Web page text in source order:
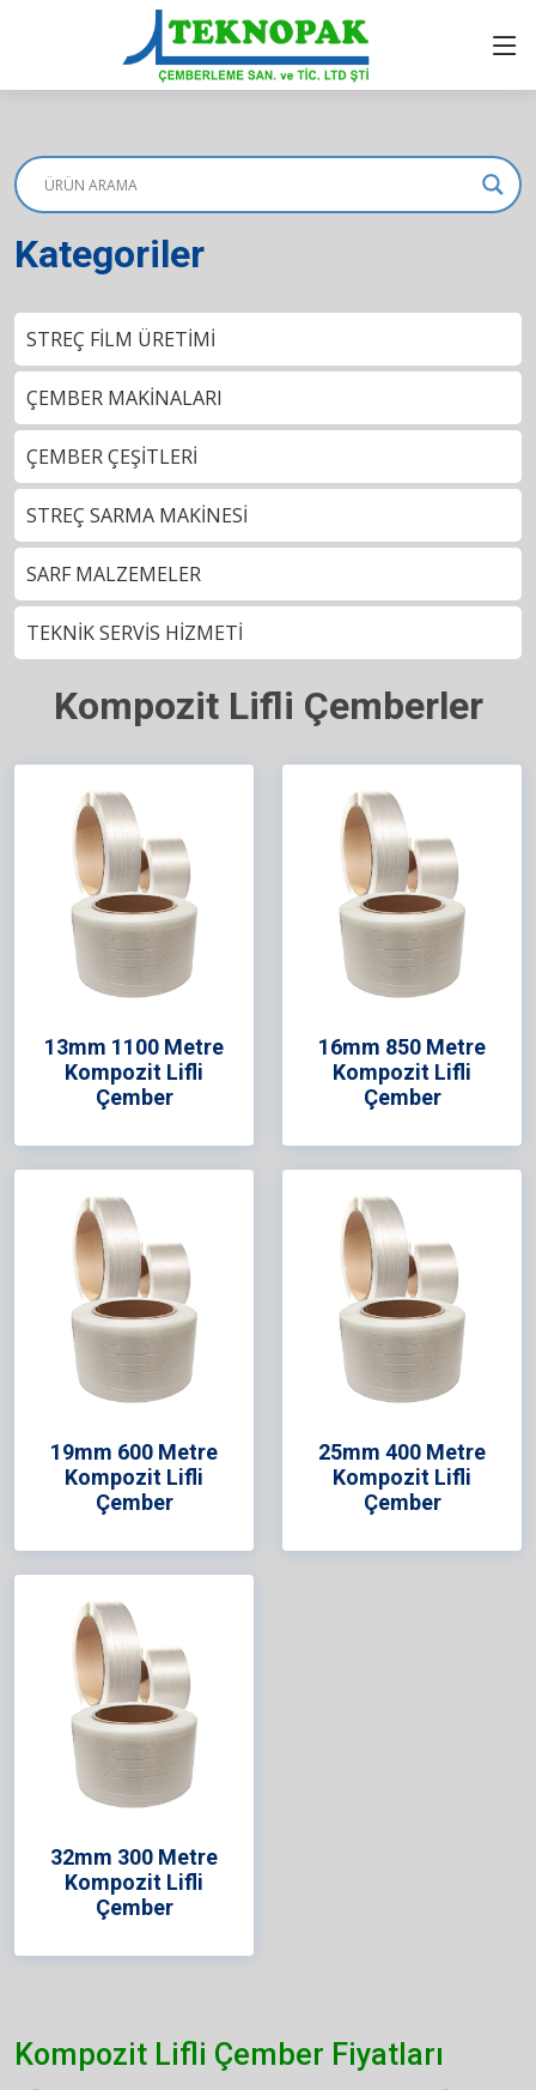
Kategoriler
STREÇ FİLM ÜRETİMİ
ÇEMBER MAKİNALARI
ÇEMBER ÇEŞİTLERİ
STREÇ SARMA MAKİNESİ
SARF MALZEMELER
TEKNİK SERVİS HİZMETİ
Kompozit Lifli Çemberler
13mm 1100 Metre
Kompozit Lifli
Çember
16mm 850 Metre
Kompozit Lifli
Çember
19mm 600 Metre
Kompozit Lifli
Çember
25mm 400 Metre
Kompozit Lifli
Çember
32mm 300 Metre
Kompozit Lifli
Çember
Kompozit Lifli Çember Fiyatları